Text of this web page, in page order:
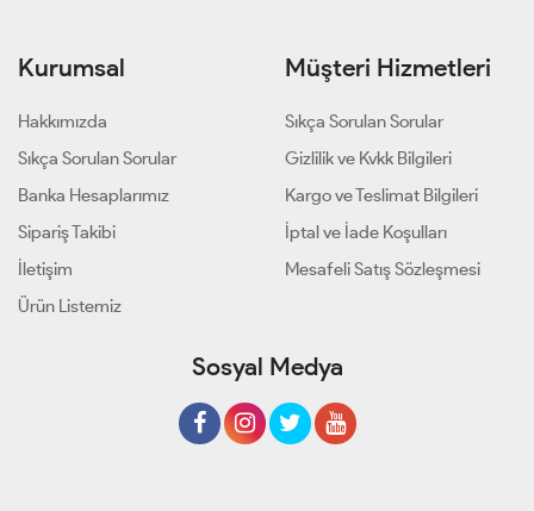
Kurumsal
Hakkımızda
Sıkça Sorulan Sorular
Banka Hesaplarımız
Sipariş Takibi
İletişim
Ürün Listemiz
Müşteri Hizmetleri
Sıkça Sorulan Sorular
Gizlilik ve Kvkk Bilgileri
Kargo ve Teslimat Bilgileri
İptal ve İade Koşulları
Mesafeli Satış Sözleşmesi
Sosyal Medya